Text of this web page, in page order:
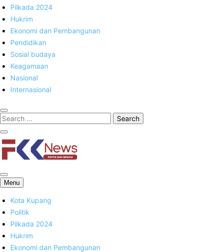
Pilkada 2024
Hukrim
Ekonomi dan Pembangunan
Pendidikan
Sosial budaya
Keagamaan
Nasional
Internasional
FKK News
Menu
Kota Kupang
Politik
Pilkada 2024
Hukrim
Ekonomi dan Pembangunan